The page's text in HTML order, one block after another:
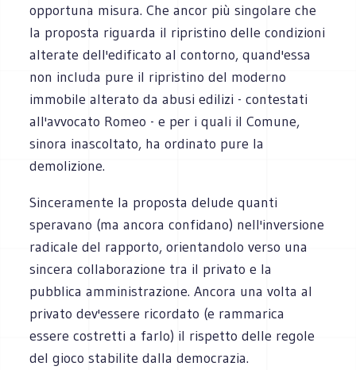
opportuna misura. Che ancor più singolare che
la proposta riguarda il ripristino delle condizioni
alterate dell'edificato al contorno, quand'essa
non includa pure il ripristino del moderno
immobile alterato da abusi edilizi - contestati
all'avvocato Romeo - e per i quali il Comune,
sinora inascoltato, ha ordinato pure la
demolizione.
Sinceramente la proposta delude quanti
speravano (ma ancora confidano) nell'inversione
radicale del rapporto, orientandolo verso una
sincera collaborazione tra il privato e la
pubblica amministrazione. Ancora una volta al
privato dev'essere ricordato (e rammarica
essere costretti a farlo) il rispetto delle regole
del gioco stabilite dalla democrazia.